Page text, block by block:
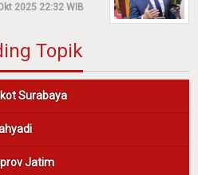
2025 22:32 WIB
Topik
Surabaya
Jatim